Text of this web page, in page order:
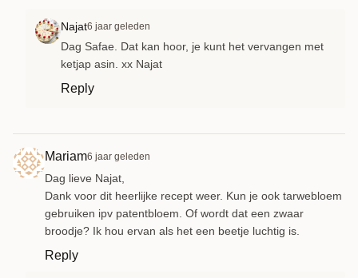
Najat6 jaar geleden
Dag Safae. Dat kan hoor, je kunt het vervangen met
ketjap asin. xx Najat
Reply
Mariam6 jaar geleden
Dag lieve Najat,
Dank voor dit heerlijke recept weer. Kun je ook tarwebloem
gebruiken ipv patentbloem. Of wordt dat een zwaar
broodje? Ik hou ervan als het een beetje luchtig is.
Reply